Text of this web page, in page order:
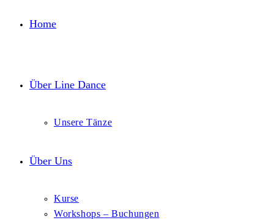
Home
Über Line Dance
Unsere Tänze
Über Uns
Kurse
Workshops – Buchungen